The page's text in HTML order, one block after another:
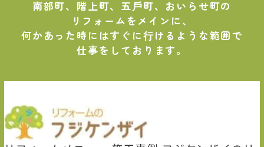
南部町、階上町、五⼾町、おいらせ町の
リフォームをメインに、
何かあった時にはすぐに⾏けるような範囲で
仕事をしております。